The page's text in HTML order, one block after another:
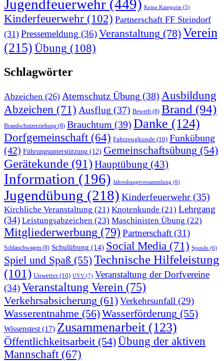
Jugendfeuerwehr (449) Keine Kategorie (5)
Kinderfeuerwehr (102) Partnerschaft FF Steindorf
(31) Pressemeldung (36)Veranstaltung (78)Verein
(215)Übung (108)
Schlagwörter
Abzeichen (26) Atemschutz Übung (38) Ausbildung
Abzeichen (71) Ausflug (37) Bewerb (8) Brand (94)
Brandschutzerziehung (8) Brauchtum (39) Danke (124)
Dorfgemeinschaft (64) Fahrzeugkunde (10) Funkübung
(42) Führungsunterstützung (12) Gemeinschaftsübung (54)
Gerätekunde (91)Hauptübung (43)
Information (196) Jahreshauptversammlung (6)
Jugendübung (218) Kinderfeuerwehr (35)
Kirchliche Veranstaltung (21) Knotenkunde (21) Lehrgang
(34) Leistungsabzeichen (23) Maschinisten Übung (22)
Mitgliederwerbung (79) Partnerschaft (31)
Schlauchwagen (8) Schulübung (14) Social Media (71) Spende (6)
Spiel und Spaß (55)Technische Hilfeleistung
(101) Unwetter(10) UVV (7) Veranstaltung der Dorfvereine
(34)Veranstaltung Verein (75)
Verkehrsabsicherung (61)Verkehrsunfall (29)
Wasserentnahme (56)Wasserförderung (55)
Wissenstest (17) Zusammenarbeit (123)
Öffentlichkeitsarbeit (54)Übung der aktiven
Mannschaft (67)